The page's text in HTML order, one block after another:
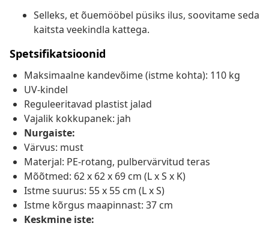
Selleks, et õuemööbel püsiks ilus, soovitame seda
kaitsta veekindla kattega.
Spetsifikatsioonid
Maksimaalne kandevõime (istme kohta): 110 kg
UV-kindel
Reguleeritavad plastist jalad
Vajalik kokkupanek: jah
Nurgaiste:
Värvus: must
Materjal: PE-rotang, pulbervärvitud teras
Mõõtmed: 62 x 62 x 69 cm (L x S x K)
Istme suurus: 55 x 55 cm (L x S)
Istme kõrgus maapinnast: 37 cm
Keskmine iste: